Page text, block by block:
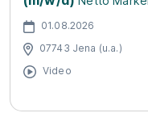
01.08.2026
07743 Jena (u.a.)
Video